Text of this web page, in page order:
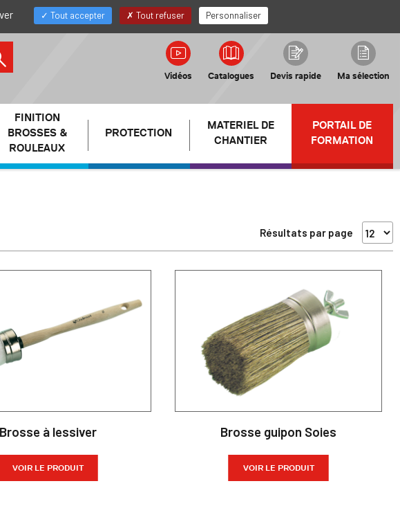
Mon compte Distributeur
Vidéos Catalogues Devis rapide Ma sélection
FINITION
BROSSES &
ROULEAUX
PROTECTION
MATERIEL DE
CHANTIER
PORTAIL DE
FORMATION
Résultats par page
Brosse à lessiver
VOIR LE PRODUIT
Brosse guipon Soies
VOIR LE PRODUIT
Tout accepter Tout refuser Personnaliser